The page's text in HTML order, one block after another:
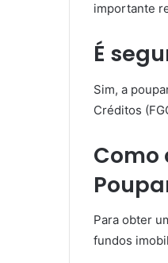
importante
É
Sim, a
Créditos
Como
Para obter
fundos